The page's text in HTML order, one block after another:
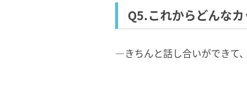
Q5.これからどんな
―きちんと話し合いができて